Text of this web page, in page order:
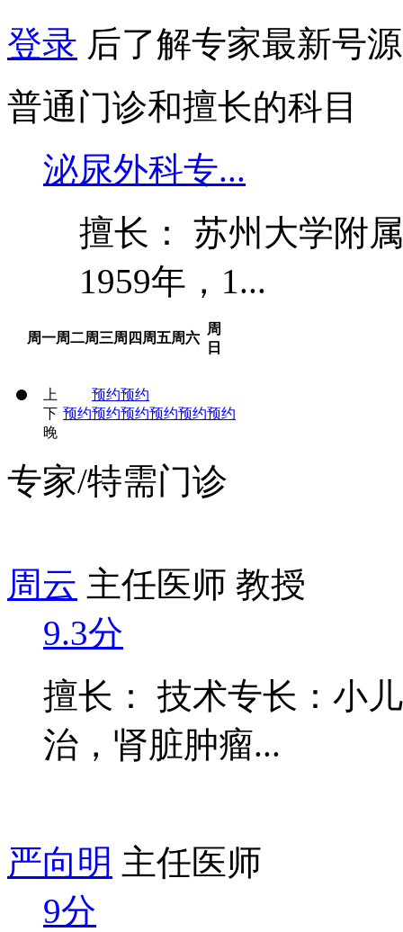
登录 后了解专家最新号
普通门诊和擅长的科目
泌尿外科专...
擅长： 苏州大学附
1959年，1...
周一周二周三周四 周五周六
周
日
上 预约预约
下 预约预约预约预约预约预约
晚
专家/特需门诊
周云 主任医师 教授
9.3分
擅长： 技术专长：小
治，肾脏肿瘤...
严向明 主任医师
9分